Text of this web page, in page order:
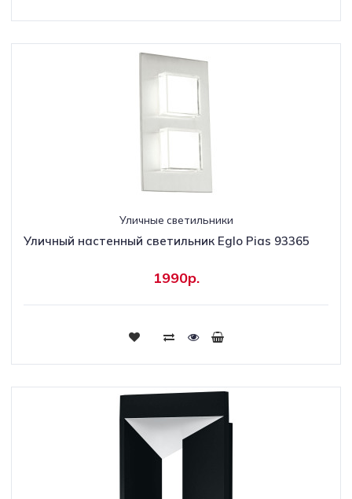
Уличные светильники
Уличный настенный светильник Eglo Pias 93365
1990р.